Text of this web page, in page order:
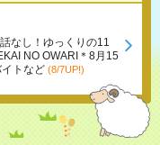
なし！ゆっくりの11
NO OWARI＊8月15
トなど (8/7UP!)